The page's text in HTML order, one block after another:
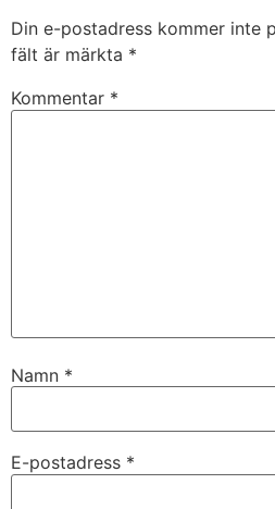
Din e-postadress kommer inte
fält är märkta *
Kommentar *
Namn *
E-postadress *